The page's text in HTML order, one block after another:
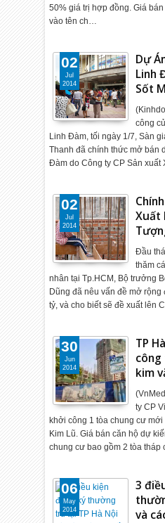
50% giá trị hợp đồng. Giá
vào tên ch…
Dự
Linh
Sốt
công
Linh Đàm, tối ngày 1/7, Sàn
Thanh đã chính thức mở bán
Đàm do Công ty CP Sản
02
Jul
2014
Xuất
Đầu
thăm
nhân tại Tp.HCM, Bộ trưởng
Dũng đã nêu vấn đề mở
tỷ, và cho biết sẽ đề xuất lên
02
Jul
2014
TP
kim
ty CP
khởi công 1 tòa chung cư mới
Kim Lũ. Giá bán căn hộ dự
chung cư bao gồm 2 tòa tháp
30
Jun
2014
3
và
06
May
2014